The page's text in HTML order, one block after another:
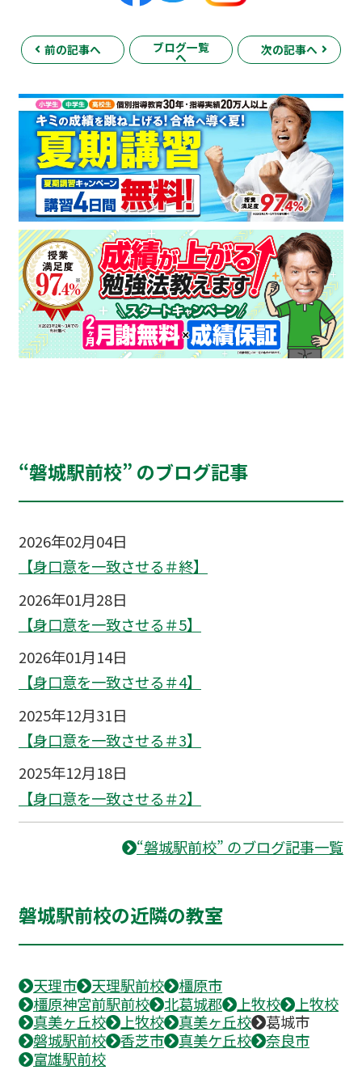
前の記事へ ブログ一覧
へ
次の記事へ
“磐城駅前校” のブログ記事
2026年02月04日
【身口意を一致させる＃終】
2026年01月28日
【身口意を一致させる＃5】
2026年01月14日
【身口意を一致させる＃4】
2025年12月31日
【身口意を一致させる＃3】
2025年12月18日
【身口意を一致させる＃2】
“磐城駅前校” のブログ記事一覧
磐城駅前校の近隣の教室
天理市 天理駅前校
橿原市
橿原神宮前駅前校
北葛城郡 上牧校
上牧校
真美ヶ丘校
上牧校 真美ヶ丘校
葛城市
磐城駅前校
香芝市 真美ケ丘校
奈良市
富雄駅前校